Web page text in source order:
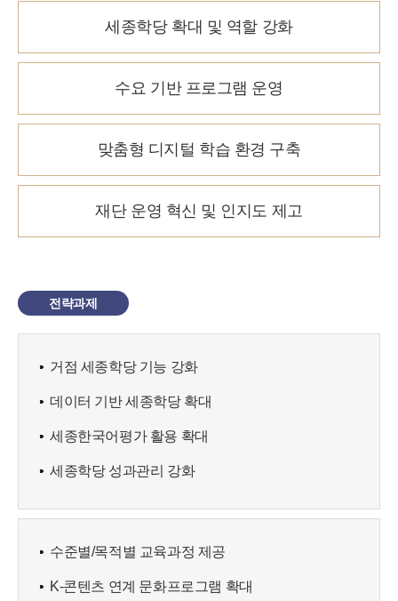
세종학당 확대 및 역할 강화
수요 기반 프로그램 운영
맞춤형 디지털 학습 환경 구축
재단 운영 혁신 및 인지도 제고
전략과제
거점 세종학당 기능 강화
데이터 기반 세종학당 확대
세종한국어평가 활용 확대
세종학당 성과관리 강화
수준별/목적별 교육과정 제공
K-콘텐츠 연계 문화프로그램 확대